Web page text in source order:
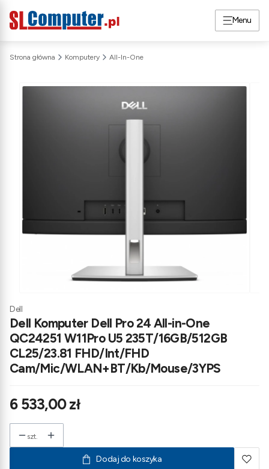
Menu
Strona główna Komputery All-In-One
Dell
Dell Komputer Dell Pro 24 All-in-One
QC24251 W11Pro U5 235T/16GB/512GB
CL25/23.81 FHD/Int/FHD
Cam/Mic/WLAN+BT/Kb/Mouse/3YPS
Cena
6 533,00 zł
szt.
Dodaj do koszyka